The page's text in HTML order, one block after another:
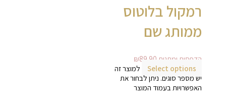
רמקול בלוטוס
ממותג שם
הדפסות ומתנות ₪89.90
Select options
למוצר זה
יש מספר סוגים. ניתן לבחור את
האפשרויות בעמוד המוצר